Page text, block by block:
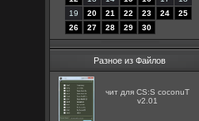
19
20 21 22 23 24
25
26
27 28 29 30
Разное из Файлов
чит для CS:S coconuT
v2.01